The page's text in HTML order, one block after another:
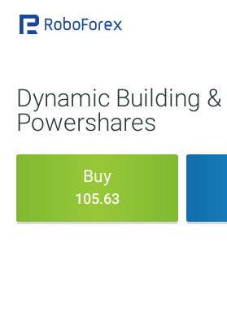
Dynamic Building
Powershares
Buy
105.63